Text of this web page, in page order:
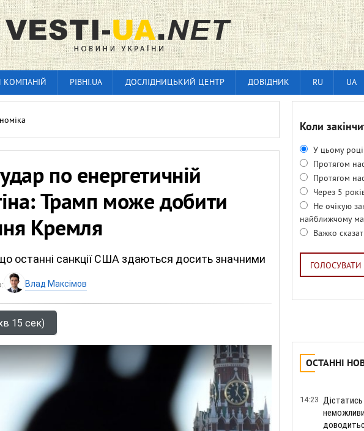
КОМПАНІЙ РІВНІ.UA ДОСЛІДНИЦЬКИЙ ЦЕНТР ДОВІДНИК RU UA
по енергетичній
Трамп може добити
Кремля
останні санкції США здаються досить значними
Влад Максімов
15 сек)
Коли
У цьому році
Протягом
Протягом
Через 5
Не очікую
найближчому
Важко
ГОЛОСУВАТИ
ОСТАННІ
14:23